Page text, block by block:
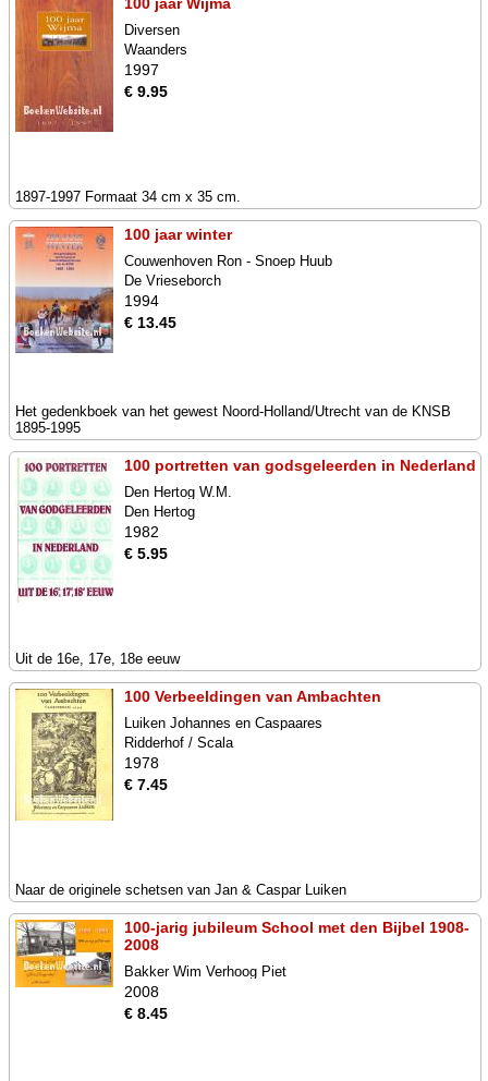
Diversen
Waanders
1997
€ 9.95
1897-1997 Formaat 34 cm x 35 cm.
100 jaar winter
Couwenhoven Ron - Snoep Huub
De Vrieseborch
1994
€ 13.45
Het gedenkboek van het gewest Noord-Holland/Utrecht van de KNSB
1895-1995
100 portretten van godsgeleerden in Nederland
Den Hertog W.M.
Den Hertog
1982
€ 5.95
Uit de 16e, 17e, 18e eeuw
100 Verbeeldingen van Ambachten
Luiken Johannes en Caspaares
Ridderhof / Scala
1978
€ 7.45
Naar de originele schetsen van Jan & Caspar Luiken
100-jarig jubileum School met den Bijbel 1908-
2008
Bakker Wim Verhoog Piet
2008
€ 8.45